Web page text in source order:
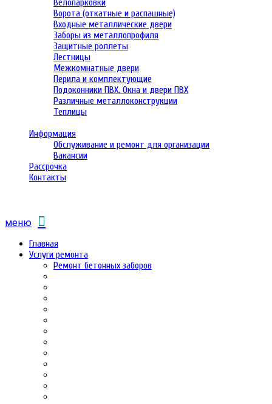
Велопарковки
Ворота (откатные и распашные)
Входные металлические двери
Заборы из металлопрофиля
Защитные роллеты
Лестницы
Межкомнатные двери
Перила и комплектующие
Подоконники ПВХ. Окна и двери ПВХ
Различные металлоконструкции
Теплицы
Информация
Обслуживание и ремонт для организации
Вакансии
Рассрочка
Контакты
меню
Главная
Услуги ремонта
Ремонт бетонных заборов